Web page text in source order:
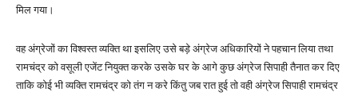
मिल गया।
वह अंग्रेजों का विश्वस्त व्यक्ति था इसलिए उसे बड़े अंग्रेज अधिकारियों ने पहचान लिया तथा
रामचंद्र को वसूली एजेंट नियुक्त करके उसके घर के आगे कुछ अंग्रेज सिपाही तैनात कर दिए
ताकि कोई भी व्यक्ति रामचंद्र को तंग न करे किंतु जब रात हुई तो वही अंग्रेज सिपाही रामचंद्र